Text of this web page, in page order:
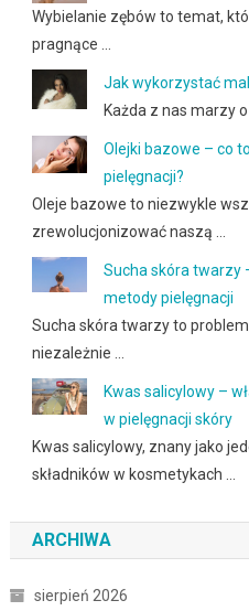
Wybielanie zębów to temat,
pragnące …
Jak wykorzystać
Każda z nas marzy o
Olejki bazowe – co
pielęgnacji?
Oleje bazowe to niezwykle
zrewolucjonizować naszą …
Sucha skóra twarzy
metody pielęgnacji
Sucha skóra twarzy to
niezależnie …
Kwas salicylowy –
w pielęgnacji skóry
Kwas salicylowy, znany jako
składników w kosmetykach …
ARCHIWA
sierpień 2026